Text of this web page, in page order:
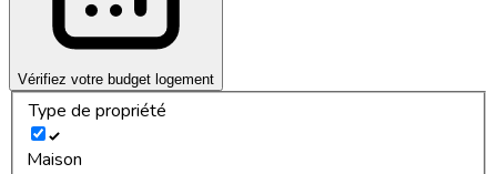
Vérifiez votre budget logement
Type de propriété
Maison